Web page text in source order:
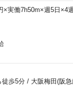
実働7h50m×週5日×4
徒歩5分/ 大阪梅田(阪